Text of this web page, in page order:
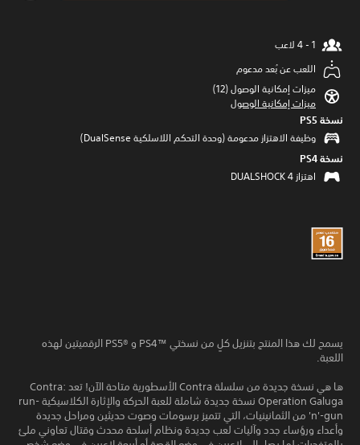
اللعب عن بُعد مدعوم
ميزات إمكانية الوصول (12)‏
ميزات إمكانية الوصول
نسخة PS5‏
وظيفة الاهتزاز مدعومة (وحدة التحكم اللاسلكية DualSense‏)
نسخة PS4‏
اهتزاز DUALSHOCK 4‏
يسمح لك هذا المنتج بتنزيل كلٍ من نسختي PS4™‎ و PS5®‎ الرقميتين لهذه
اللعبة.
ها هي نسخة جديدة من سلسلة Contra الأسطورية متاحة الآن! تعد Contra:
Operation Galuga نسخة جديدة شاملة للعبة الحركة والإثارة الكلاسيكية run-
'n'-gun من الثمانينيات، التي تتميز برسومات وصوت حديثين ومراحل جديدة
وأعداء ورؤساء جدد وآليات لعب جديدة ونظام أسلحة محدث وقتال تعاوني ملئ